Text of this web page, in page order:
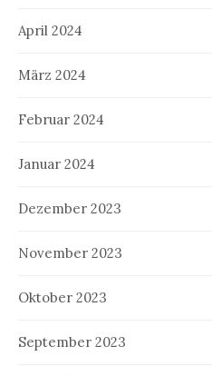
April 2024
März 2024
Februar 2024
Januar 2024
Dezember 2023
November 2023
Oktober 2023
September 2023